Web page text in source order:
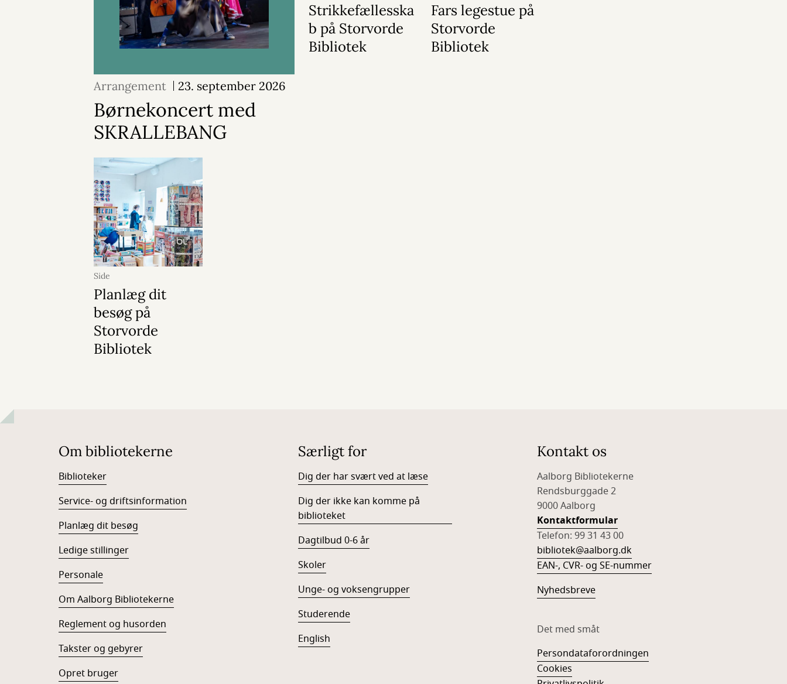
Arrangement 23. september 2026
Børnekoncert med
SKRALLEBANG
Strikkefællesska
b på Storvorde
Bibliotek
Fars legestue på
Storvorde
Bibliotek
Side
Planlæg dit
besøg på
Storvorde
Bibliotek
Om bibliotekerne
Biblioteker
Service- og driftsinformation
Planlæg dit besøg
Ledige stillinger
Personale
Om Aalborg Bibliotekerne
Reglement og husorden
Takster og gebyrer
Opret bruger
Særligt for
Dig der har svært ved at læse
Dig der ikke kan komme på
biblioteket
Dagtilbud 0-6 år
Skoler
Unge- og voksengrupper
Studerende
English
Kontakt os
Aalborg Bibliotekerne
Rendsburggade 2
9000 Aalborg
Kontaktformular
Telefon: 99 31 43 00
bibliotek@aalborg.dk
EAN-, CVR- og SE-nummer
Nyhedsbreve
Det med småt
Persondataforordningen
Cookies